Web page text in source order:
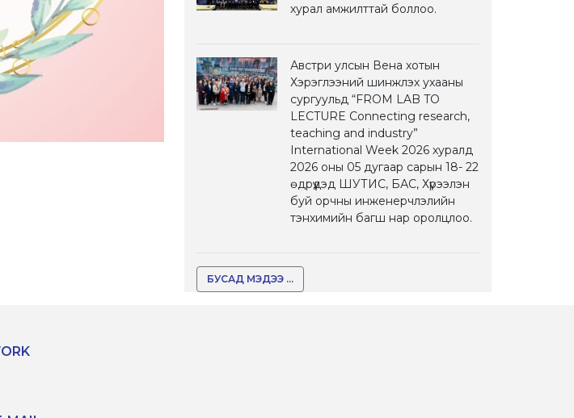
хурал амжилттай боллоо.
Австри улсын Вена хотын
Хэрэглээний шинжлэх ухааны
сургуульд “FROM LAB TO
LECTURE Connecting research,
teaching and industry”
International Week 2026 хуралд
2026 оны 05 дугаар сарын 18- 22
өдрүүдэд ШУТИС, БАС, Хүрээлэн
буй орчны инженерчлэлийн
тэнхимийн багш нар оролцлоо.
БУСАД МЭДЭЭ ...